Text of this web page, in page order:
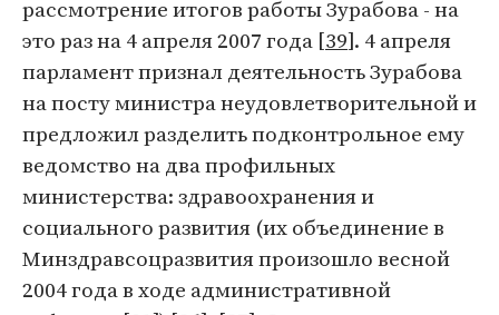
рассмотрение итогов работы Зурабова - на
это раз на 4 апреля 2007 года [39]. 4 апреля
парламент признал деятельность Зурабова
на посту министра неудовлетворительной и
предложил разделить подконтрольное ему
ведомство на два профильных
министерства: здравоохранения и
социального развития (их объединение в
Минздравсоцразвития произошло весной
2004 года в ходе административной